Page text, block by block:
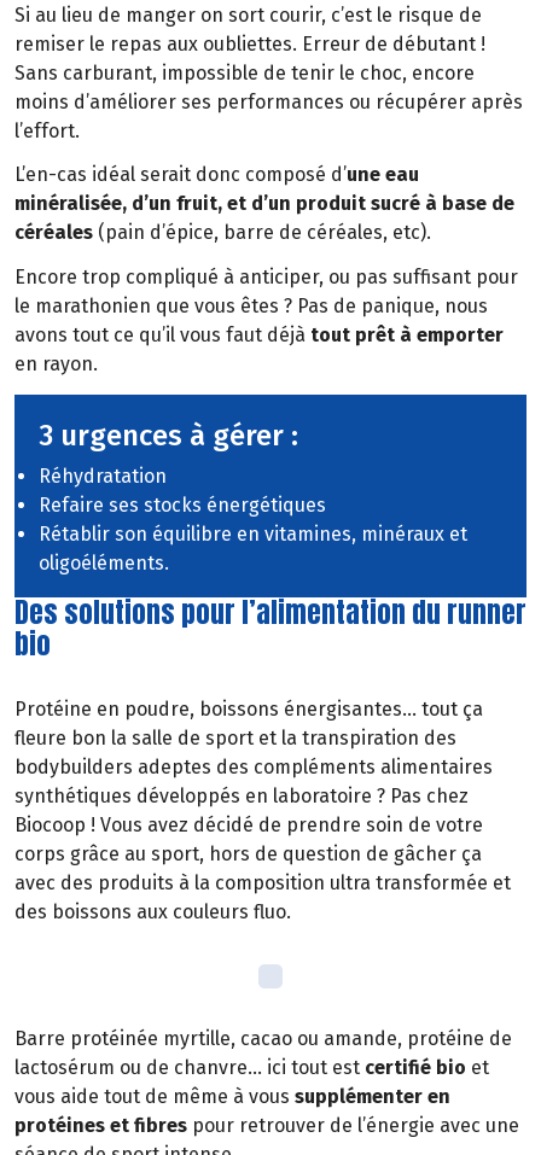
Si au lieu de manger on sort courir, c’est le risque de
remiser le repas aux oubliettes. Erreur de débutant !
Sans carburant, impossible de tenir le choc, encore
moins d’améliorer ses performances ou récupérer après
l’effort.
L’en-cas idéal serait donc composé d’une eau
minéralisée, d’un fruit, et d’un produit sucré à base de
céréales (pain d’épice, barre de céréales, etc).
Encore trop compliqué à anticiper, ou pas suffisant pour
le marathonien que vous êtes ? Pas de panique, nous
avons tout ce qu’il vous faut déjà tout prêt à emporter
en rayon.
3 urgences à gérer :
Réhydratation
Refaire ses stocks énergétiques
Rétablir son équilibre en vitamines, minéraux et
oligoéléments.
Des solutions pour l’alimentation du runner
bio
Protéine en poudre, boissons énergisantes… tout ça
fleure bon la salle de sport et la transpiration des
bodybuilders adeptes des compléments alimentaires
synthétiques développés en laboratoire ? Pas chez
Biocoop ! Vous avez décidé de prendre soin de votre
corps grâce au sport, hors de question de gâcher ça
avec des produits à la composition ultra transformée et
des boissons aux couleurs fluo.
Barre protéinée myrtille, cacao ou amande, protéine de
lactosérum ou de chanvre… ici tout est certifié bio et
vous aide tout de même à vous supplémenter en
protéines et fibres pour retrouver de l’énergie avec une